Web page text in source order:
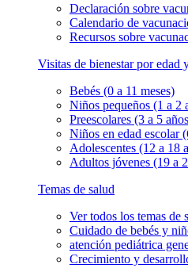
Declaración sobre
Calendario de
Recursos sobre
Visitas de bienestar por edad
Bebés (0 a 11 meses)
Niños pequeños (1 a 2
Preescolares (3 a 5
Niños en edad escolar
Adolescentes (12 a 18
Adultos jóvenes (19 a
Temas de salud
Ver todos los temas de
Cuidado de bebés y
atención pediátrica
Crecimiento y